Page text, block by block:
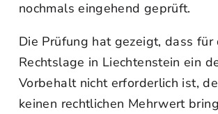
nochmals eingehend geprüft.
Die Prüfung hat gezeigt, dass für
Rechtslage in Liechtenstein ein
Vorbehalt nicht erforderlich ist,
keinen rechtlichen Mehrwert